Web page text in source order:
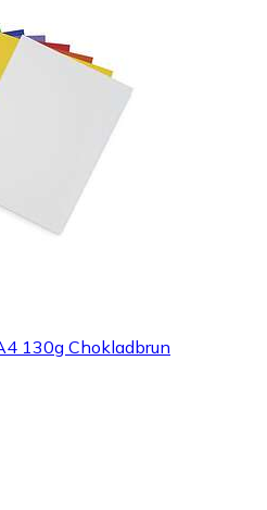
130g Chokladbrun